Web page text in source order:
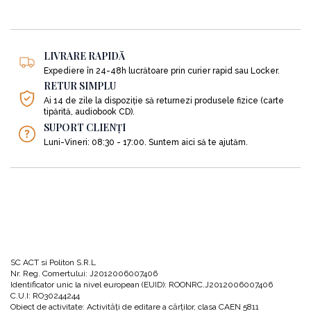
revine;
− să le permită oamenilor să-și recunoască greșelile, în loc să le
ascundă sub preș;
indicații de la superiori;
− să reducă rezistența la ideile noi;
− să ocupe posturile vacante cu oameni cărora le place să fie
rapizi;
LIVRARE RAPIDĂ
Expediere în 24-48h lucrătoare prin curier rapid sau Locker.
RETUR SIMPLU
Ai 14 de zile la dispoziție să returnezi produsele fizice (carte
tipărită, audiobook CD).
SUPORT CLIENȚI
Luni-Vineri: 08:30 - 17:00. Suntem aici să te ajutăm.
SC ACT si Politon S.R.L
Nr. Reg. Comertului: J2012006007406
Identificator unic la nivel european (EUID): ROONRC.J2012006007406
C.U.I: RO30244244
Obiect de activitate: Activităţi de editare a cărţilor, clasa CAEN 5811